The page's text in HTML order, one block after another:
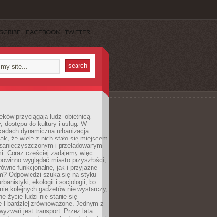
FACEBOOK TWITTER
przyciągają ludzi obietnicą
dostępu do kultury i usług. W
dynamiczna urbanizacja
że wiele z nich stało się miejscem
i przeładowanym
Coraz częściej zadajemy więc
wyglądać miasto przyszłości,
funkcjonalne, jak i przyjazne
Odpowiedzi szuka się na styku
ekologii i socjologii, bo
kolejnych gadżetów nie wystarczy,
życie ludzi nie stanie się
i bardziej zrównoważone. Jednym z
jest transport. Przez lata